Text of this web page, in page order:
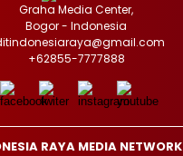
Graha Media Center,
Bogor - Indonesia
+62855-7777888
RAYA MEDIA NETWORK